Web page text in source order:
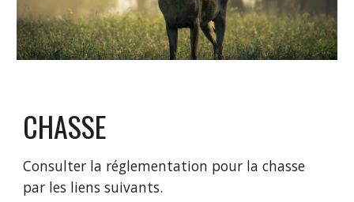
CHASSE
Consulter la réglementation pour la chasse
par les liens suivants.